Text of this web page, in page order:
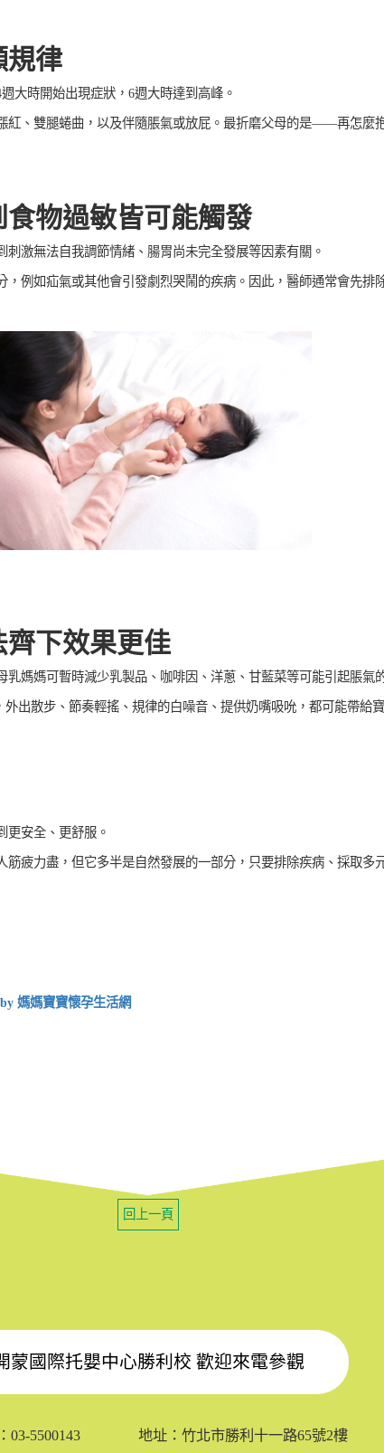
規律
大時開始出現症狀，6週大時達到高峰。
紅、雙腿蜷曲，以及伴隨脹氣或放屁。最折磨父母的是——再怎麼
物過敏皆可能觸發
激無法自我調節情緒、腸胃尚未完全發展等因素有關。
例如疝氣或其他會引發劇烈哭鬧的疾病。因此，醫師通常會先排
下效果更佳
媽媽可暫時減少乳製品、咖啡因、洋蔥、甘藍菜等可能引起脹氣
出散步、節奏輕搖、規律的白噪音、提供奶嘴吸吮，都可能帶給
更安全、更舒服。
疲力盡，但它多半是自然發展的一部分，只要排除疾病、採取多
媽媽寶寶懷孕生活網
回上一頁
蒙國際托嬰中心勝利校 歡迎來電參觀
03-5500143 地址：竹北市勝利十一路65號2樓